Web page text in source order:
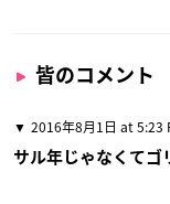
皆のコメント
2016年8月1日 at 5:23
サル年じゃなくてゴ